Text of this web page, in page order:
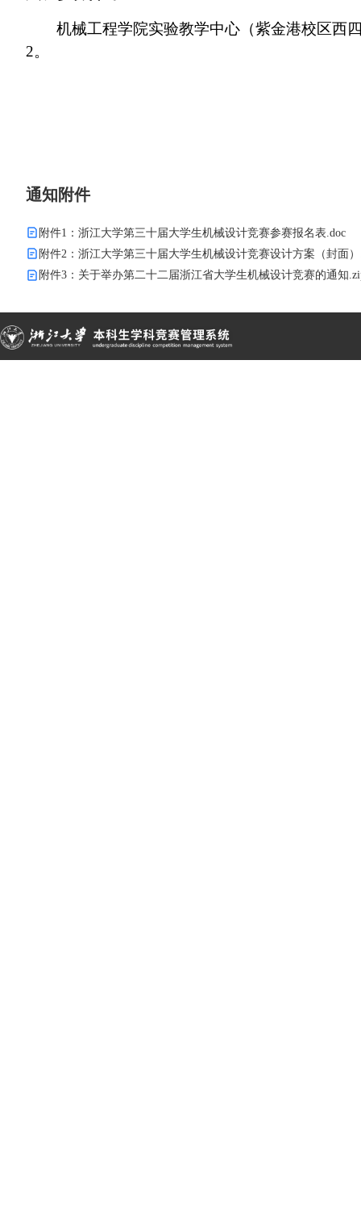
机械工程学院实验教学中心（紫金港校区西
2。
通知附件
附件1：浙江大学第三十届大学生机械设计竞赛参赛报名表.doc
附件2：浙江大学第三十届大学生机械设计竞赛设计方案（封面）
附件3：关于举办第二十二届浙江省大学生机械设计竞赛的通知